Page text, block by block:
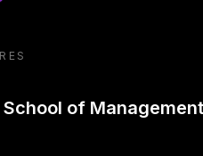
School of Management